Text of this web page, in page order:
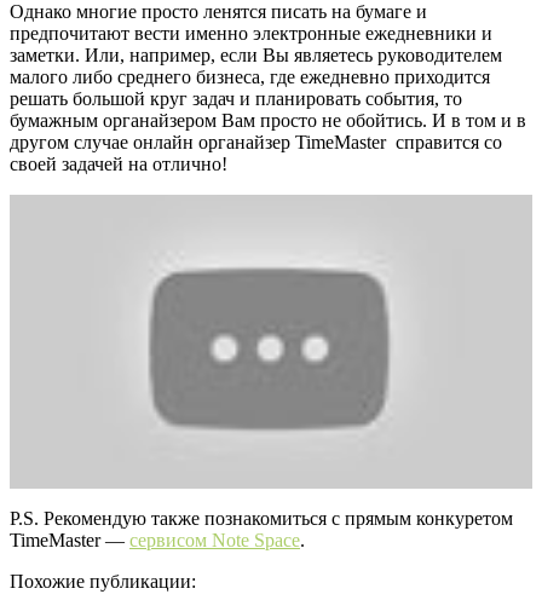
Однако многие просто ленятся писать на бумаге и
предпочитают вести именно электронные ежедневники и
заметки. Или, например, если Вы являетесь руководителем
малого либо среднего бизнеса, где ежедневно приходится
решать большой круг задач и планировать события, то
бумажным органайзером Вам просто не обойтись. И в том и в
другом случае онлайн органайзер TimeMaster справится со
своей задачей на отлично!
P.S. Рекомендую также познакомиться с прямым конкуретом
TimeMaster — сервисом Note Space.
Похожие публикации: